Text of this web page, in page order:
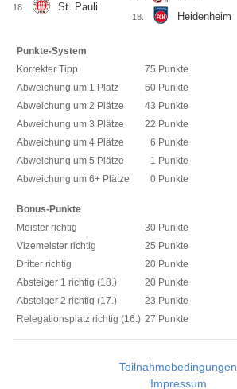
18. St. Pauli
18. Heidenheim
Punkte-System
Korrekter Tipp
75 Punkte
Abweichung um 1 Platz
60 Punkte
Abweichung um 2 Plätze
43 Punkte
Abweichung um 3 Plätze
22 Punkte
Abweichung um 4 Plätze
6 Punkte
Abweichung um 5 Plätze
1 Punkte
Abweichung um 6+ Plätze
0 Punkte
Bonus-Punkte
Meister richtig
30 Punkte
Vizemeister richtig
25 Punkte
Dritter richtig
20 Punkte
Absteiger 1 richtig (18.)
20 Punkte
Absteiger 2 richtig (17.)
23 Punkte
Relegationsplatz richtig (16.) 27 Punkte
Teilnahmebedingungen
Impressum